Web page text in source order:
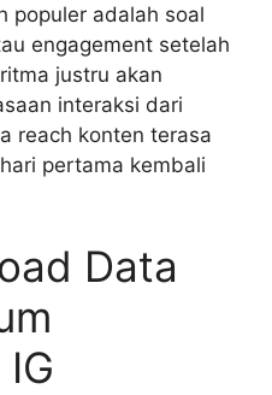
populer adalah soal
engagement setelah
justru akan
interaksi dari
reach konten terasa
pertama kembali
Data